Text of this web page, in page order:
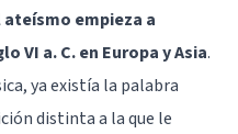
empieza a
VI a. C. en Europa y Asia.
ya existía la palabra
distinta a la que le